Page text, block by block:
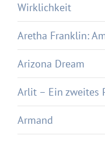
Wirklichkeit
Aretha Franklin:
Arizona Dream
Arlit – Ein zweites
Armand